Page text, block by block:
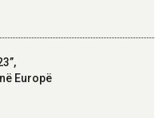
Europë